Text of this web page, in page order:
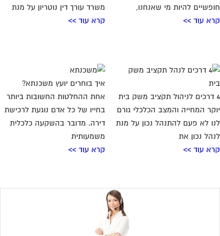
להיות מי שאנחנו,
עוד >>
משרד עורך דין נוטריון על מנת
קרא עוד >>
המחייה והמצב הכלכלי גורם
לא פעם להתנהל נכון על מנת
נכון את
עוד >>
איך בוחרים יועץ משכנתא?
אחת ההחלטות החשובות ביותר
בחייו של כל אדם נוגעת לרכישת
דירה. מדובר בהשקעה כלכלית
משמעותית
קרא עוד >>